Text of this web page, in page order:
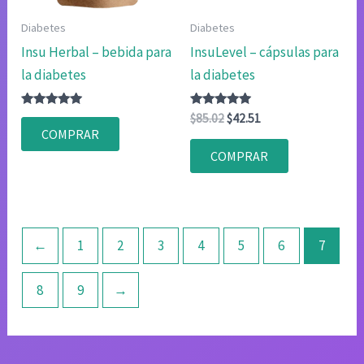
Diabetes
Insu Herbal – bebida para
la diabetes
Valorado
4.80
de 5
COMPRAR
Diabetes
InsuLevel – cápsulas para
la diabetes
Valorado
con
4.80
$85.02El
original
era:
$42.51El
actual
es:
COMPRAR
← 1 2 3 4 5 6 7
8 9 →